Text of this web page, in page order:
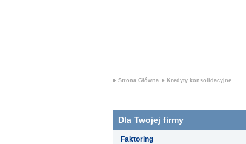
Strona Główna Kredyty konsolidacyjne
Dla Twojej firmy
Faktoring